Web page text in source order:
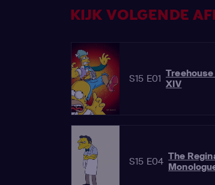
KIJK VOLGENDE
S15 E01 XIV
S15 E04 The